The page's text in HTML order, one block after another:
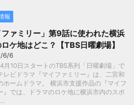
報
ファミリー」第9話に使われた横浜
ケ地はどこ？【TBS日曜劇場】
6/6
月10日スタートのTBS系列「日曜劇場」で
レビドラマ『マイファミリー』は、二宮和
ホームドラマ。 横浜市支援作品の『マイフ
』では、ドラマのロケ地に横浜市内のスポ